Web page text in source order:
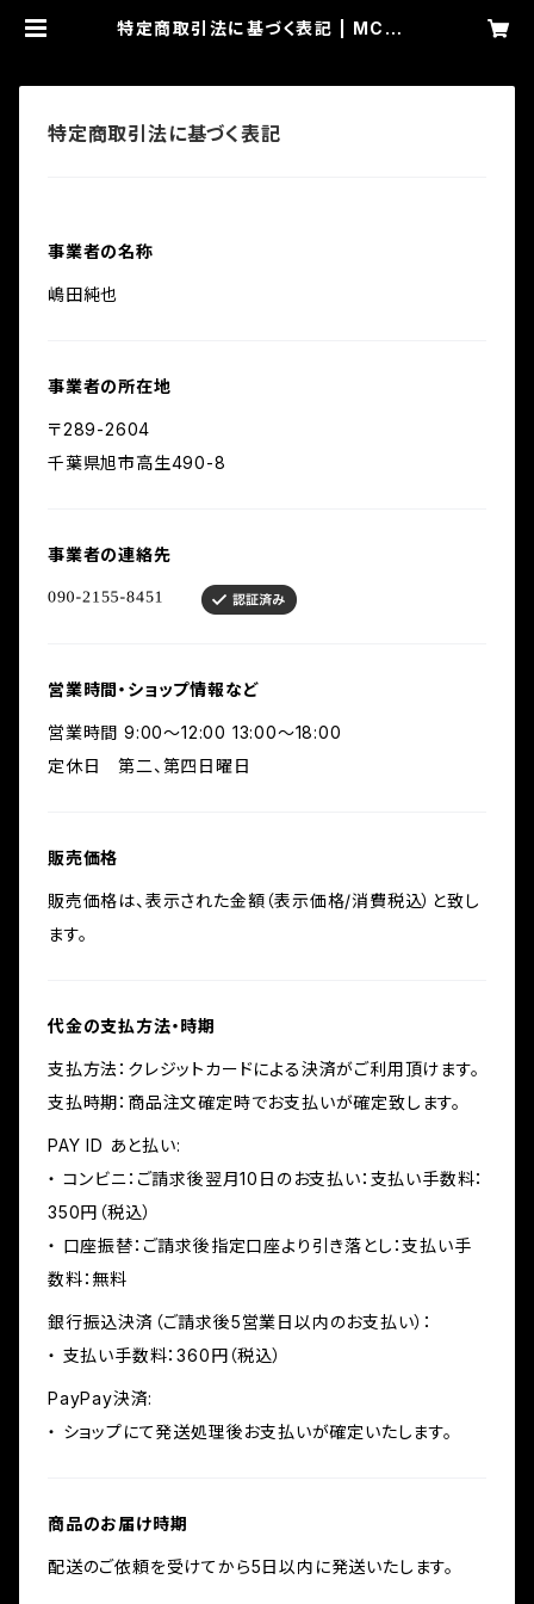
特定商取引法に基づく表記 | MC P
特定商取引法に基づく表記
事業者の名称
嶋田純也
事業者の所在地
〒289-2604
千葉県旭市高生490-8
事業者の連絡先
営業時間・ショップ情報など
営業時間 9:00〜12:00 13:00～18:00
定休日 第二、第四日曜日
販売価格
販売価格は、表示された金額（表示価格/消費税込）と致し
ます。
代金の支払方法・時期
支払方法：クレジットカードによる決済がご利用頂けます。
支払時期：商品注文確定時でお支払いが確定致します。
PAY ID あと払い:
・ コンビニ：ご請求後翌月10日のお支払い：支払い手数料：
350円（税込）
・ 口座振替：ご請求後指定口座より引き落とし：支払い手
数料：無料
銀行振込決済（ご請求後5営業日以内のお支払い）：
・ 支払い手数料：360円（税込）
PayPay決済:
・ ショップにて発送処理後お支払いが確定いたします。
商品のお届け時期
配送のご依頼を受けてから5日以内に発送いたします。